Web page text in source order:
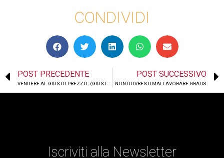
CONDIVIDI
POST PRECEDENTE
VENDERE AL GIUSTO PREZZO. (GIUSTO PER TUTTI)
POST SUCCESSIVO
NON DOVRESTI MAI LAVORARE GRATIS
Iscriviti alla Newsletter